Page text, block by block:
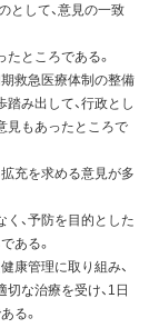
として、意見の一致
ところである。
救急医療体制の整備
み出して、行政とし
見もあったところで
充を求める意見が多
、予防を目的とした
ある。
康管理に取り組み、
な治療を受け、1日
る。